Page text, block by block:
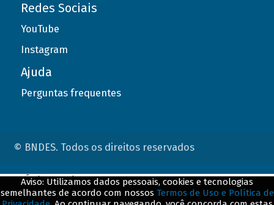
Redes Sociais
YouTube
Instagram
Ajuda
Perguntas frequentes
© BNDES. Todos os direitos reservados
Aviso: Utilizamos dados pessoais, cookies e tecnologias
semelhantes de acordo com nossos Termos de Uso e Política de
ConteÃºdo complementar
${title}${badge}